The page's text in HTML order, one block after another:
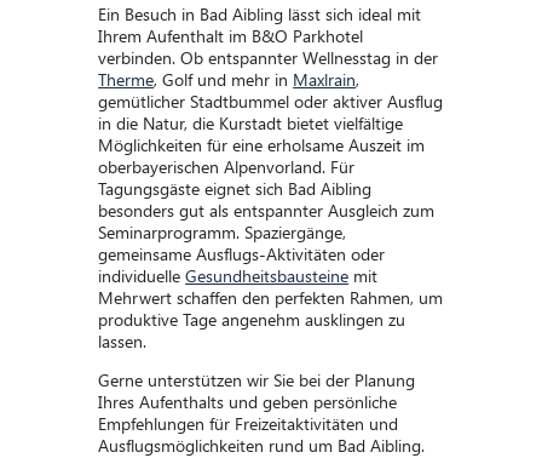
Ein Besuch in Bad Aibling lässt sich ideal mit
Ihrem Aufenthalt im B&O Parkhotel
verbinden. Ob entspannter Wellnesstag in der
Therme, Golf und mehr in Maxlrain,
gemütlicher Stadtbummel oder aktiver Ausflug
in die Natur, die Kurstadt bietet vielfältige
Möglichkeiten für eine erholsame Auszeit im
oberbayerischen Alpenvorland. Für
Tagungsgäste eignet sich Bad Aibling
besonders gut als entspannter Ausgleich zum
Seminarprogramm. Spaziergänge,
gemeinsame Ausflugs-Aktivitäten oder
individuelleGesundheitsbausteine mit
Mehrwert schaffen den perfekten Rahmen, um
produktive Tage angenehm ausklingen zu
lassen.
Gerne unterstützen wir Sie bei der Planung
Ihres Aufenthalts und geben persönliche
Empfehlungen für Freizeitaktivitäten und
Ausflugsmöglichkeiten rund um Bad Aibling.